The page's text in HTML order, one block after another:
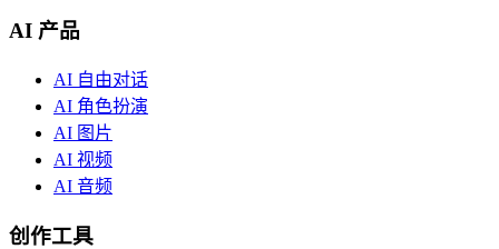
AI 产品
AI 自由对话
AI 角色扮演
AI 图片
AI 视频
AI 音频
创作工具